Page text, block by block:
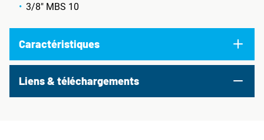
3/8" MBS 10
Caractéristiques
Liens & téléchargements